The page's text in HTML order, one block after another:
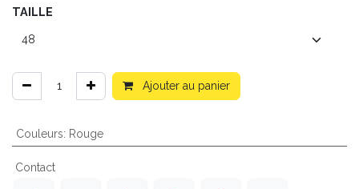
TAILLE
Ajouter au panier
Couleurs: Rouge
Contact